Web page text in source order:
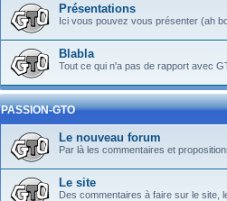
Présentations
Ici vous pouvez vous présenter (ah
Blabla
Tout ce qui n'a pas de rapport avec
PASSION-GTO
Le nouveau forum
Par là les commentaires et
Le site
Des commentaires à faire sur le site,